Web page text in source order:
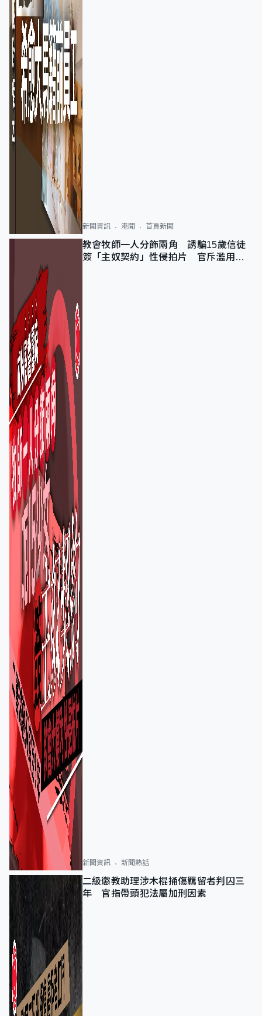
新聞資訊 港聞 首頁新聞
教會牧師一人分飾兩角 誘騙15歲信徒
簽「主奴契約」性侵拍片 官斥濫用教
新聞資訊 新聞熱話
二級懲教助理涉木棍捅傷羈留者判囚三
年 官指帶頭犯法屬加刑因素